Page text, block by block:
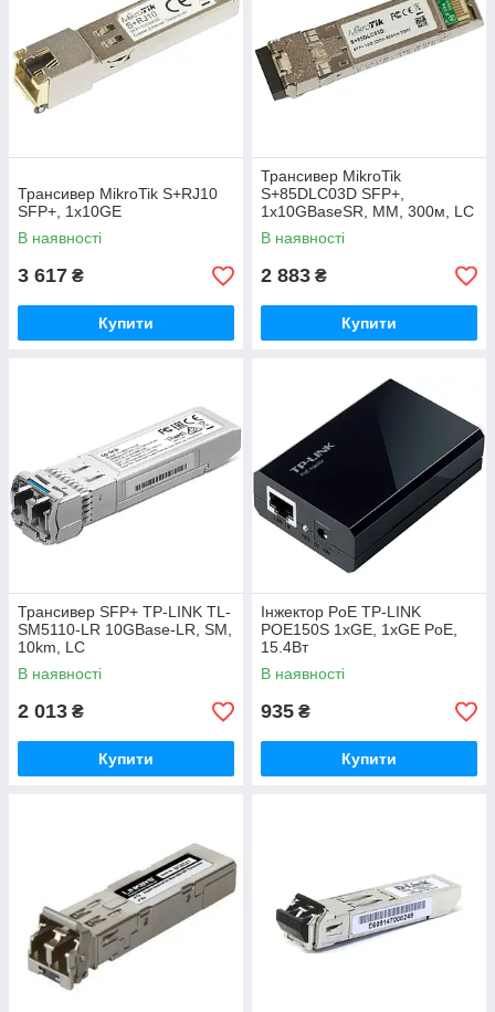
Трансивер MikroTik S+RJ10
SFP+, 1x10GE
В наявності
3 617 ₴
Купити
Трансивер MikroTik
S+85DLC03D SFP+,
1x10GBaseSR, MM, 300м, LC
В наявності
2 883 ₴
Купити
Трансивер SFP+ TP-LINK TL-
SM5110-LR 10GBase-LR, SM,
10km, LC
В наявності
2 013 ₴
Купити
Інжектор PoE TP-LINK
POE150S 1xGE, 1xGE PoE,
15.4Вт
В наявності
935 ₴
Купити